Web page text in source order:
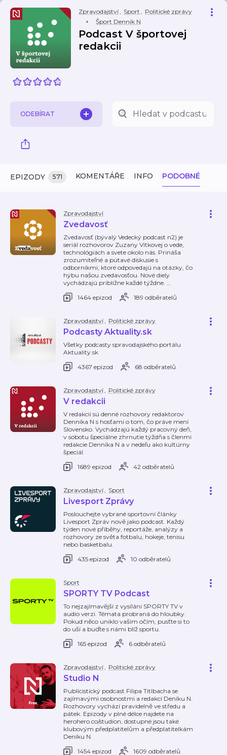
Zpravodajství, Sport , Politické zprávy
Šport Denník N
Podcast V športovej
redakcii
ODEBÍRAT
EPIZODY 571 KOMENTÁŘE INFO PODOBNÉ
Zpravodajství
Zvedavosť
Zvedavosť (bývalý Vedecký podcast n2) je
seriál rozhovorov Zuzany Vitkovej o vede,
technológiách a svete okolo nás. Prináša
zrozumiteľné a pútavé diskusie s
odborníkmi, ktoré odpovedajú na otázky, čo
hýbu našou zvedavosťou. Nové diely
vychádzajú približne každé týždne. …
1464 epizod
189 odběratelů
Zpravodajství, Politické zprávy
Podcasty Aktuality.sk
Všetky podcasty spravodajského portálu
Aktuality.sk
4367 epizod
68 odběratelů
Zpravodajství, Politické zprávy
V redakcii
V redakcii sú denné rozhovory redaktorov
Denníka N s hosťami o tom, čo práve mení
Slovensko. Vychádzajú každý pracovný deň,
v sobotu špeciálne zhrnutie týždňa s členmi
redakcie Denníka N a v nedeľu ako kultúrny
špeciál.
1689 epizod
42 odběratelů
Zpravodajství, Sport
Livesport Zprávy
Poslouchejte vybrané sportovní články
Livesport Zpráv nově jako podcast. Každý
týden nové příběhy, reportáže, analýzy a
rozhovory ze světa fotbalu, hokeje, tenisu
nebo basketbalu.
435 epizod
10 odběratelů
Sport
SPORTY TV Podcast
To nejzajímavější z vysíláni SPORTY TV v
audio verzi. Témata probraná do hloubky.
Pokud něco uniklo vašim očím, pusťte si to
do uší a buďte s námi blíž sportu.
165 epizod
6 odběratelů
Zpravodajství, Politické zprávy
Studio N
Publicistický podcast Filipa Titlbacha se
zajímavými osobnostmi a redakcí Deníku N.
Rozhovory vychází pravidelně ve středu a
pátek. Epizody v plné délce najdete na
herohero.co/studion, dostupné jsou také
klubovým předplatitelům a předplatitelkám
Deníku N.
1454 epizod
1609 odběratelů